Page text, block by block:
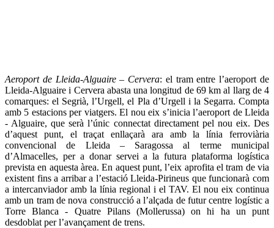
Aeroport de Lleida-Alguaire – Cervera: el tram entre l’aeroport de
Lleida-Alguaire i Cervera abasta una longitud de 69 km al llarg de 4
comarques: el Segrià, l’Urgell, el Pla d’Urgell i la Segarra. Compta
amb 5 estacions per viatgers. El nou eix s’inicia l’aeroport de Lleida
- Alguaire, que serà l’únic connectat directament pel nou eix. Des
d’aquest punt, el traçat enllaçarà ara amb la línia ferroviària
convencional de Lleida – Saragossa al terme municipal
d’Almacelles, per a donar servei a la futura plataforma logística
prevista en aquesta àrea. En aquest punt, l’eix aprofita el tram de via
existent fins a arribar a l’estació Lleida-Pirineus que funcionarà com
a intercanviador amb la línia regional i el TAV. El nou eix continua
amb un tram de nova construcció a l’alçada de futur centre logístic a
Torre Blanca - Quatre Pilans (Mollerussa) on hi ha un punt
desdoblat per l’avançament de trens.